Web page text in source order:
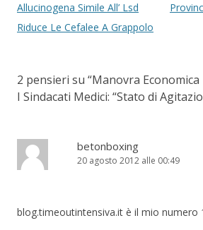
Allucinogena Simile All’ Lsd
Riduce Le Cefalee A Grappolo
2 pensieri su “Manovra
I Sindacati Medici: “Stato di
betonboxing
20 agosto 2012 alle 00:49
blog.timeoutintensiva.it è il mio numero